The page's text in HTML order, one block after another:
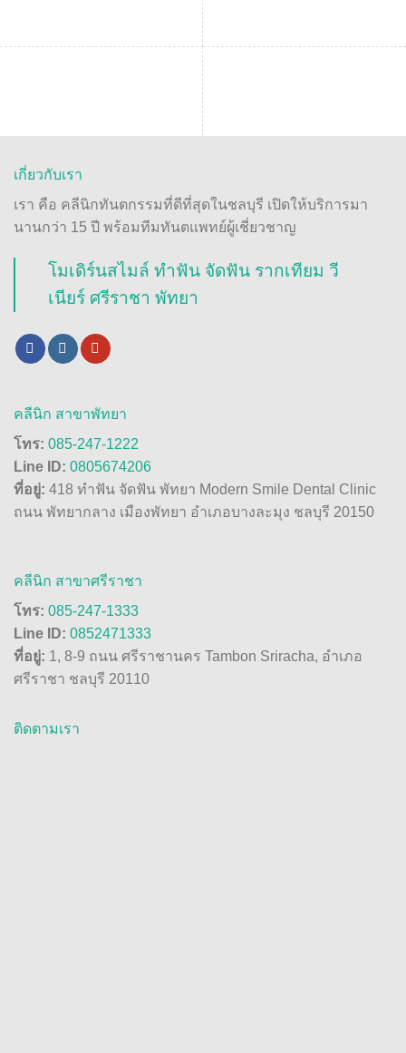
เกี่ยวกับเรา
เรา คือ คลีนิกทันตกรรมที่ดีที่สุดในชลบุรี เปิดให้บริการมา
นานกว่า 15 ปี พร้อมทีมทันตแพทย์ผู้เชี่ยวชาญ
โมเดิร์นสไมล์ ทำฟัน จัดฟัน รากเทียม วี
เนียร์ ศรีราชา พัทยา
คลีนิก สาขาพัทยา
โทร: 085-247-1222
Line ID: 0805674206
ที่อยู่: 418 ทำฟัน จัดฟัน พัทยา Modern Smile Dental Clinic
ถนน พัทยากลาง เมืองพัทยา อำเภอบางละมุง ชลบุรี 20150
คลีนิก สาขาศรีราชา
โทร: 085-247-1333
Line ID: 0852471333
ที่อยู่: 1, 8-9 ถนน ศรีราชานคร Tambon Sriracha, อำเภอ
ศรีราชา ชลบุรี 20110
ติดตามเรา